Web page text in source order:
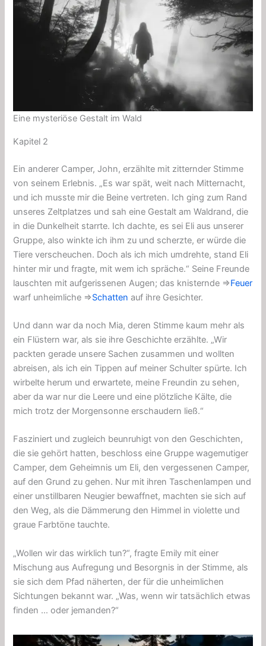
Eine mysteriöse Gestalt im Wald
Kapitel 2
Ein anderer Camper, John, erzählte mit zitternder Stimme
von seinem Erlebnis. „Es war spät, weit nach Mitternacht,
und ich musste mir die Beine vertreten. Ich ging zum Rand
unseres Zeltplatzes und sah eine Gestalt am Waldrand, die
in die Dunkelheit starrte. Ich dachte, es sei Eli aus unserer
Gruppe, also winkte ich ihm zu und scherzte, er würde die
Tiere verscheuchen. Doch als ich mich umdrehte, stand Eli
hinter mir und fragte, mit wem ich spräche.“ Seine Freunde
lauschten mit aufgerissenen Augen; das knisternde ⇒Feuer
warf unheimliche ⇒Schatten auf ihre Gesichter.
Und dann war da noch Mia, deren Stimme kaum mehr als
ein Flüstern war, als sie ihre Geschichte erzählte. „Wir
packten gerade unsere Sachen zusammen und wollten
abreisen, als ich ein Tippen auf meiner Schulter spürte. Ich
wirbelte herum und erwartete, meine Freundin zu sehen,
aber da war nur die Leere und eine plötzliche Kälte, die
mich trotz der Morgensonne erschaudern ließ.“
Fasziniert und zugleich beunruhigt von den Geschichten,
die sie gehört hatten, beschloss eine Gruppe wagemutiger
Camper, dem Geheimnis um Eli, den vergessenen Camper,
auf den Grund zu gehen. Nur mit ihren Taschenlampen und
einer unstillbaren Neugier bewaffnet, machten sie sich auf
den Weg, als die Dämmerung den Himmel in violette und
graue Farbtöne tauchte.
„Wollen wir das wirklich tun?“, fragte Emily mit einer
Mischung aus Aufregung und Besorgnis in der Stimme, als
sie sich dem Pfad näherten, der für die unheimlichen
Sichtungen bekannt war. „Was, wenn wir tatsächlich etwas
finden … oder jemanden?“